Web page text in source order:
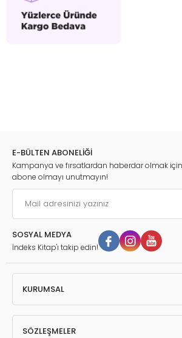
E-BÜLTEN ABONELİĞİ
Kampanya ve fırsatlardan haberdar olmak
abone olmayı unutmayın!
SOSYAL MEDYA
İndeks Kitap'ı takip edin!
KURUMSAL
SÖZLEŞMELER